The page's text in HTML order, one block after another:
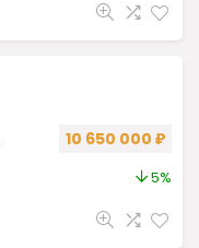
Первоначальная
10 650 000 ₽
5%